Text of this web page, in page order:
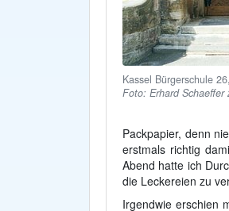
Kassel Bürgerschule
Foto: Erhard Schaeffer
Packpapier, denn
erstmals richtig
Abend hatte ich
die Leckereien zu
Irgendwie erschien